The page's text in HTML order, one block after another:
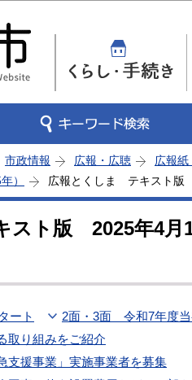
こ
市政情報 広報・広聴 広報紙
）
広報とくしま テキスト版
スト版 2025年4月
ート
2面・3面 令和7年度当
り組みをご紹介
援事業」実施事業者を募集